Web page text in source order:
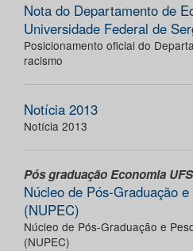
Nota do Departamento de
Universidade Federal de
Posicionamento oficial do
racismo
Notícia 2013
Notícia 2013
Pós graduação Economia UFS
Núcleo de Pós-Graduação
(NUPEC)
Núcleo de Pós-Graduação e
(NUPEC)